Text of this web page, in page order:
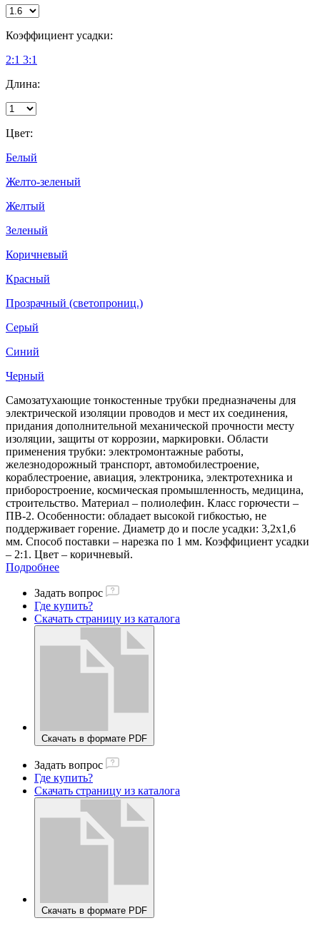
Коэффициент усадки:
2:1 3:1
Длина:
Цвет:
Белый
Желто-зеленый
Желтый
Зеленый
Коричневый
Красный
Прозрачный (светопрониц.)
Серый
Синий
Черный
Самозатухающие тонкостенные трубки предназначены для
электрической изоляции проводов и мест их соединения,
придания дополнительной механической прочности месту
изоляции, защиты от коррозии, маркировки. Области
применения трубки: электромонтажные работы,
железнодорожный транспорт, автомобилестроение,
кораблестроение, авиация, электроника, электротехника и
приборостроение, космическая промышленность, медицина,
строительство. Материал – полиолефин. Класс горючести –
ПВ-2. Особенности: обладает высокой гибкостью, не
поддерживает горение. Диаметр до и после усадки: 3,2х1,6
мм. Способ поставки – нарезка по 1 мм. Коэффициент усадки
– 2:1. Цвет – коричневый.
Подробнее
Задать вопрос
Где купить?
Скачать страницу из каталога
Скачать в формате PDF
Задать вопрос
Где купить?
Скачать страницу из каталога
Скачать в формате PDF